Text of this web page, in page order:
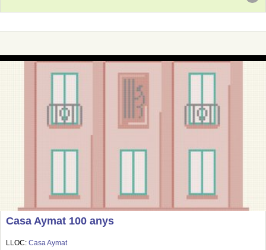
Casa Aymat 100 anys
LLOC: Casa Aymat